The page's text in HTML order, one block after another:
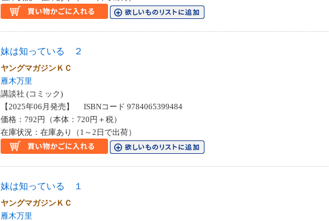
妹は知っている ２
ヤングマガジンＫＣ
雁木万里
講談社 (コミック)
【2025年06月発売】 ISBNコード 9784065399484
価格：792円（本体：720円＋税）
在庫状況：在庫あり（1～2日で出荷）
妹は知っている １
ヤングマガジンＫＣ
雁木万里